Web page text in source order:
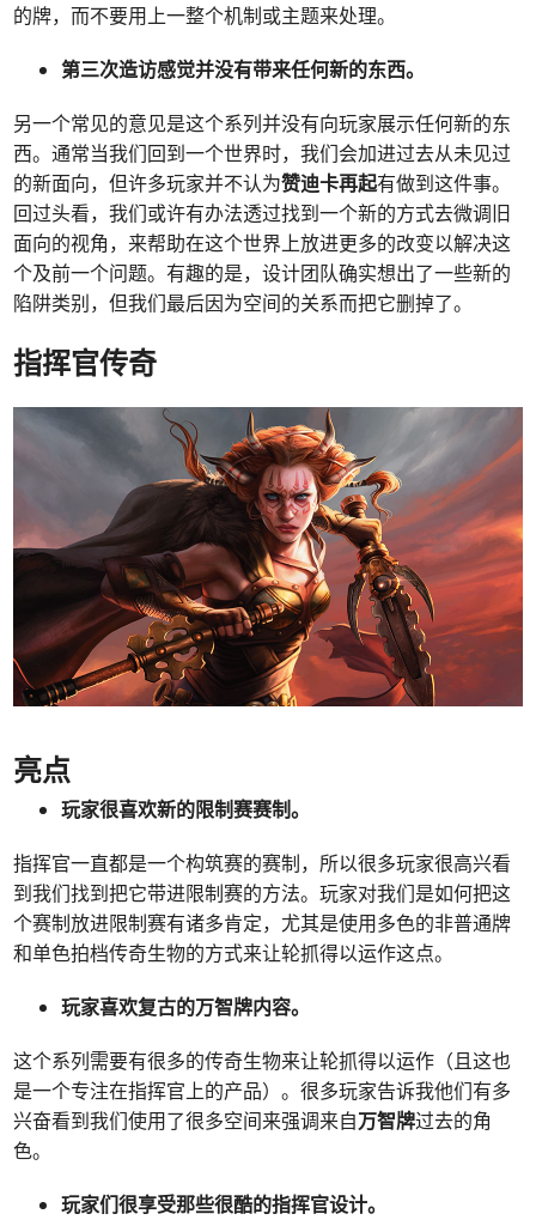
的牌，而不要用上一整个机制或主题来处理。
第三次造访感觉并没有带来任何新的东西。
另一个常见的意见是这个系列并没有向玩家展示任何新的东
西。通常当我们回到一个世界时，我们会加进过去从未见过
的新面向，但许多玩家并不认为赞迪卡再起有做到这件事。
回过头看，我们或许有办法透过找到一个新的方式去微调旧
面向的视角，来帮助在这个世界上放进更多的改变以解决这
个及前一个问题。有趣的是，设计团队确实想出了一些新的
陷阱类别，但我们最后因为空间的关系而把它删掉了。
指挥官传奇
亮点
玩家很喜欢新的限制赛赛制。
指挥官一直都是一个构筑赛的赛制，所以很多玩家很高兴看
到我们找到把它带进限制赛的方法。玩家对我们是如何把这
个赛制放进限制赛有诸多肯定，尤其是使用多色的非普通牌
和单色拍档传奇生物的方式来让轮抓得以运作这点。
玩家喜欢复古的万智牌内容。
这个系列需要有很多的传奇生物来让轮抓得以运作（且这也
是一个专注在指挥官上的产品）。很多玩家告诉我他们有多
兴奋看到我们使用了很多空间来强调来自万智牌过去的角
色。
玩家们很享受那些很酷的指挥官设计。